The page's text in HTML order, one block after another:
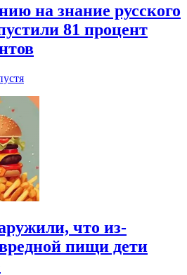
на знание русского
81 процент
что из-
пищи дети